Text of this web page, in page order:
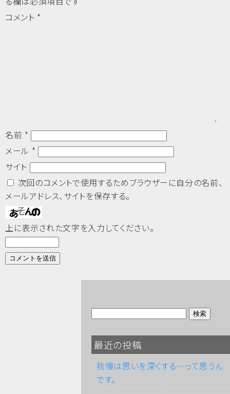
コメント *
名前 *
メール *
サイト
次回のコメントで使用するためブラウザーに自分の名前、
メールアドレス、サイトを保存する。
上に表示された文字を入力してください。
最近の投稿
我慢は思いを深くする…って思うん
です。